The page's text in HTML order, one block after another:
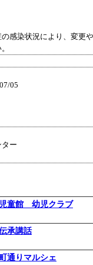
感染状況により、変更
05
ー
童館 幼児クラブ
承講話
通りマルシェ